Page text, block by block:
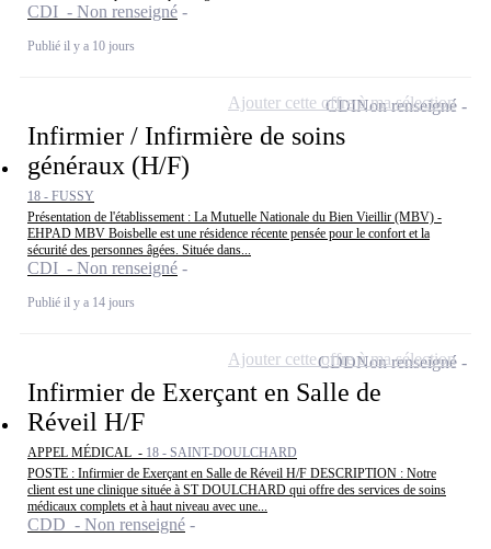
CDI - Non renseigné
Publié il y a 10 jours
Infirmier / Infirmière de soins
généraux (H/F)
18 - FUSSY
Présentation de l'établissement : La Mutuelle Nationale du Bien Vieillir (MBV) -
EHPAD MBV Boisbelle est une résidence récente pensée pour le confort et la
sécurité des personnes âgées. Située dans...
CDI - Non renseigné
Publié il y a 14 jours
CDINon renseigné
Ajouter cette offre à ma sélection
Infirmier de Exerçant en Salle de
Réveil H/F
APPEL MÉDICAL - 18 - SAINT-DOULCHARD
POSTE : Infirmier de Exerçant en Salle de Réveil H/F DESCRIPTION : Notre
client est une clinique située à ST DOULCHARD qui offre des services de soins
médicaux complets et à haut niveau avec une...
CDD - Non renseigné
CDDNon renseigné
Ajouter cette offre à ma sélection